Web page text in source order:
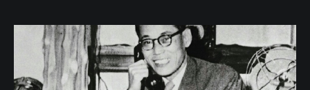
익이 아닌, 10, 20년 뒤, 아니 100년 뒤를